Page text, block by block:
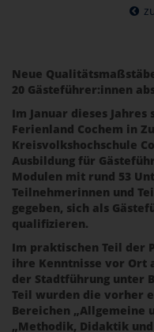
Neue
20 Gästeführer:innen
Im Januar dieses
Ferienland Cochem in
Kreisvolkshochschule
Ausbildung für
Modulen mit rund 53
Teilnehmerinnen und
gegeben, sich als
qualifizieren.
Im praktischen Teil der
ihre Kenntnisse vor Ort
der Stadtführung unter
Teil wurden die vorher
Bereichen „Allgemeine
„Methodik, Didaktik